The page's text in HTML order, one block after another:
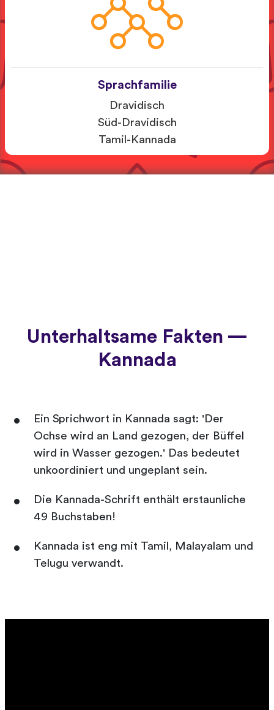
Sprachfamilie
Dravidisch
Süd-Dravidisch
Tamil-Kannada
Unterhaltsame Fakten —
Kannada
Ein Sprichwort in Kannada sagt: 'Der
Ochse wird an Land gezogen, der Büffel
wird in Wasser gezogen.' Das bedeutet
unkoordiniert und ungeplant sein.
Die Kannada-Schrift enthält erstaunliche
49 Buchstaben!
Kannada ist eng mit Tamil, Malayalam und
Telugu verwandt.